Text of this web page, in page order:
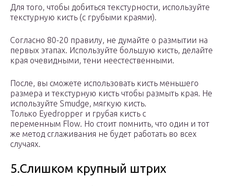
Для того, чтобы добиться текстурности, используйте
текстурную кисть (с грубыми краями).
Согласно 80-20 правилу, не думайте о размытии на
первых этапах. Используйте большую кисть, делайте
края очевидными, тени неестественными.
После, вы сможете использовать кисть меньшего
размера и текстурную кисть чтобы размыть края. Не
используйте Smudge, мягкую кисть.
Только Eyedropper и грубая кисть с
переменным Flow. Но стоит помнить, что один и тот
же метод сглаживания не будет работать во всех
случаях.
5.Слишком крупный штрих